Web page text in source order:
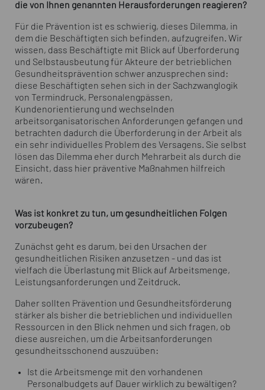
die von Ihnen genannten Herausforderungen reagieren?
Für die Prävention ist es schwierig, dieses Dilemma, in
dem die Beschäftigten sich befinden, aufzugreifen. Wir
wissen, dass Beschäftigte mit Blick auf Überforderung
und Selbstausbeutung für Akteure der betrieblichen
Gesundheitsprävention schwer anzusprechen sind:
diese Beschäftigten sehen sich in der Sachzwanglogik
von Termindruck, Personalengpässen,
Kundenorientierung und wechselnden
arbeitsorganisatorischen Anforderungen gefangen und
betrachten dadurch die Überforderung in der Arbeit als
ein sehr individuelles Problem des Versagens. Sie selbst
lösen das Dilemma eher durch Mehrarbeit als durch die
Einsicht, dass hier präventive Maßnahmen hilfreich
wären.
Was ist konkret zu tun, um gesundheitlichen Folgen
vorzubeugen?
Zunächst geht es darum, bei den Ursachen der
gesundheitlichen Risiken anzusetzen - und das ist
vielfach die Überlastung mit Blick auf Arbeitsmenge,
Leistungsanforderungen und Zeitdruck.
Daher sollten Prävention und Gesundheitsförderung
stärker als bisher die betrieblichen und individuellen
Ressourcen in den Blick nehmen und sich fragen, ob
diese ausreichen, um die Arbeitsanforderungen
gesundheitsschonend auszuüben:
Ist die Arbeitsmenge mit den vorhandenen
Personalbudgets auf Dauer wirklich zu bewältigen?